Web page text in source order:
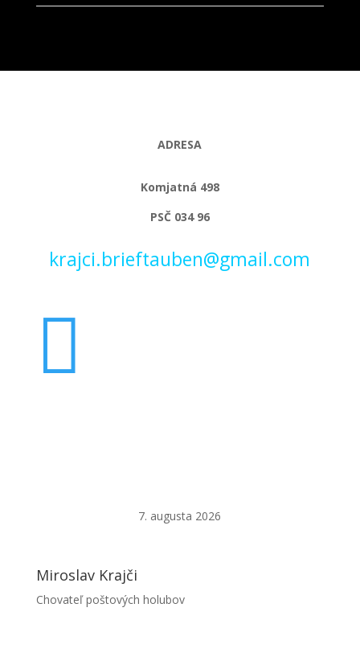
ADRESA
Komjatná 498
PSČ 034 96
krajci.brieftauben@gmail.com

7. augusta 2026
Miroslav Krajči
Chovateľ poštových holubov